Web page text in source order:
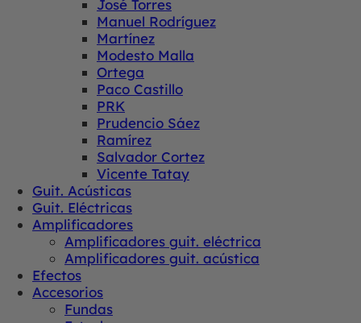
José Torres
Manuel Rodríguez
Martínez
Modesto Malla
Ortega
Paco Castillo
PRK
Prudencio Sáez
Ramírez
Salvador Cortez
Vicente Tatay
Guit. Acústicas
Guit. Eléctricas
Amplificadores
Amplificadores guit. eléctrica
Amplificadores guit. acústica
Efectos
Accesorios
Fundas